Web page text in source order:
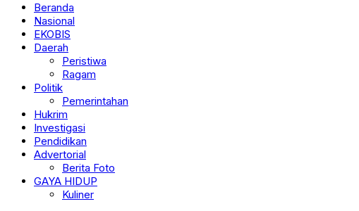
Beranda
Nasional
EKOBIS
Daerah
Peristiwa
Ragam
Politik
Pemerintahan
Hukrim
Investigasi
Pendidikan
Advertorial
Berita Foto
GAYA HIDUP
Kuliner